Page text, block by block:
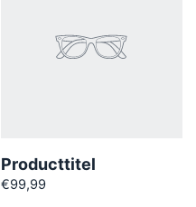
Producttitel
€99,99